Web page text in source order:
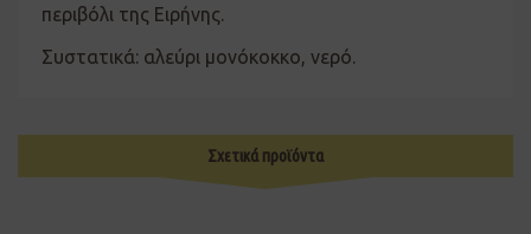
περιβόλι της Ειρήνης.
Συστατικά: αλεύρι μονόκοκκο, νερό.
Σχετικά προϊόντα